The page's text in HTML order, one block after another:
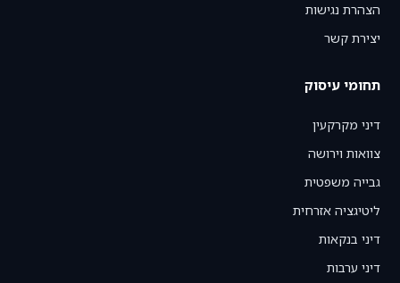
הצהרת נגישות
יצירת קשר
תחומי עיסוק
דיני מקרקעין
צוואות וירושה
גבייה משפטית
ליטיגציה אזרחית
דיני בנקאות
דיני ערבות